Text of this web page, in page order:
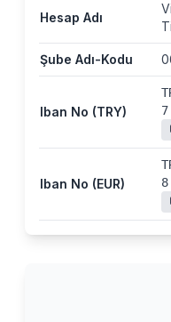
Hesap Adı
Şube Adı-Kodu
Iban No (TRY)
Iban No (EUR)